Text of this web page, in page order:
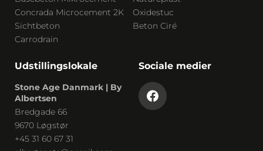
Concrada Microcement 2K
Oxidestuc
Sichtbeton
Beton Ciré
Carrodrain
Udstillingslokale
Stone Age Danmark | By
Albertsen
Bredgade 66
9670 Løgstør
+45 31 60 67 31
Sociale medier